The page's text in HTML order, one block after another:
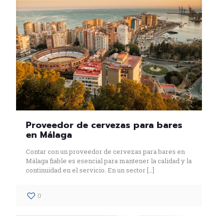
Proveedor de cervezas para bares
en Málaga
Contar con un proveedor de cervezas para bares en
Málaga fiable es esencial para mantener la calidad y la
continuidad en el servicio. En un sector[…]
0